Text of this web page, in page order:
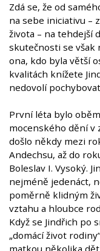
Zdá se, že od
na sebe iniciativu –
života – na tehdejší
skutečnosti se však
ona, kdo byla větší
kvalitách knížete
nedovolí
První léta bylo
mocenského dění v
došlo někdy mezi
Andechsu, až do
Boleslav I. Vysoký.
nejméně jedenáct,
poměrně klidným
vztahu a hloubce
Když se Jindřich po
„domácí život